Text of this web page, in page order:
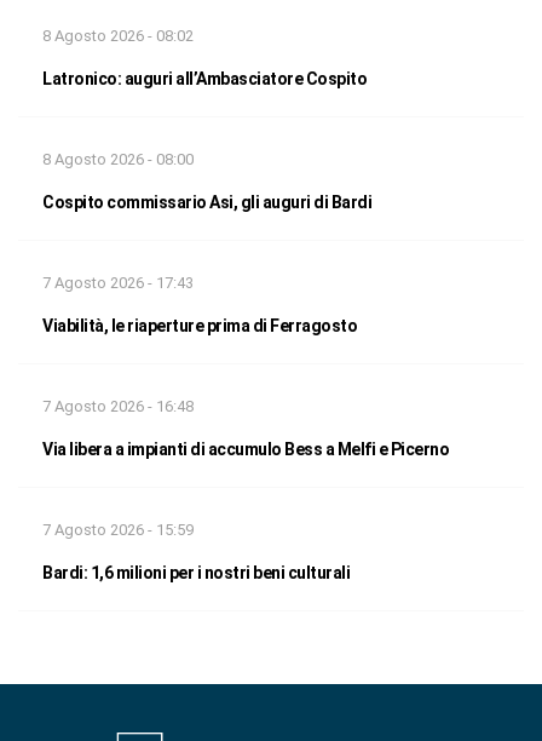
8 Agosto 2026 - 08:02
Latronico: auguri all’Ambasciatore Cospito
8 Agosto 2026 - 08:00
Cospito commissario Asi, gli auguri di Bardi
7 Agosto 2026 - 17:43
Viabilità, le riaperture prima di Ferragosto
7 Agosto 2026 - 16:48
Via libera a impianti di accumulo Bess a Melfi e Picerno
7 Agosto 2026 - 15:59
Bardi: 1,6 milioni per i nostri beni culturali